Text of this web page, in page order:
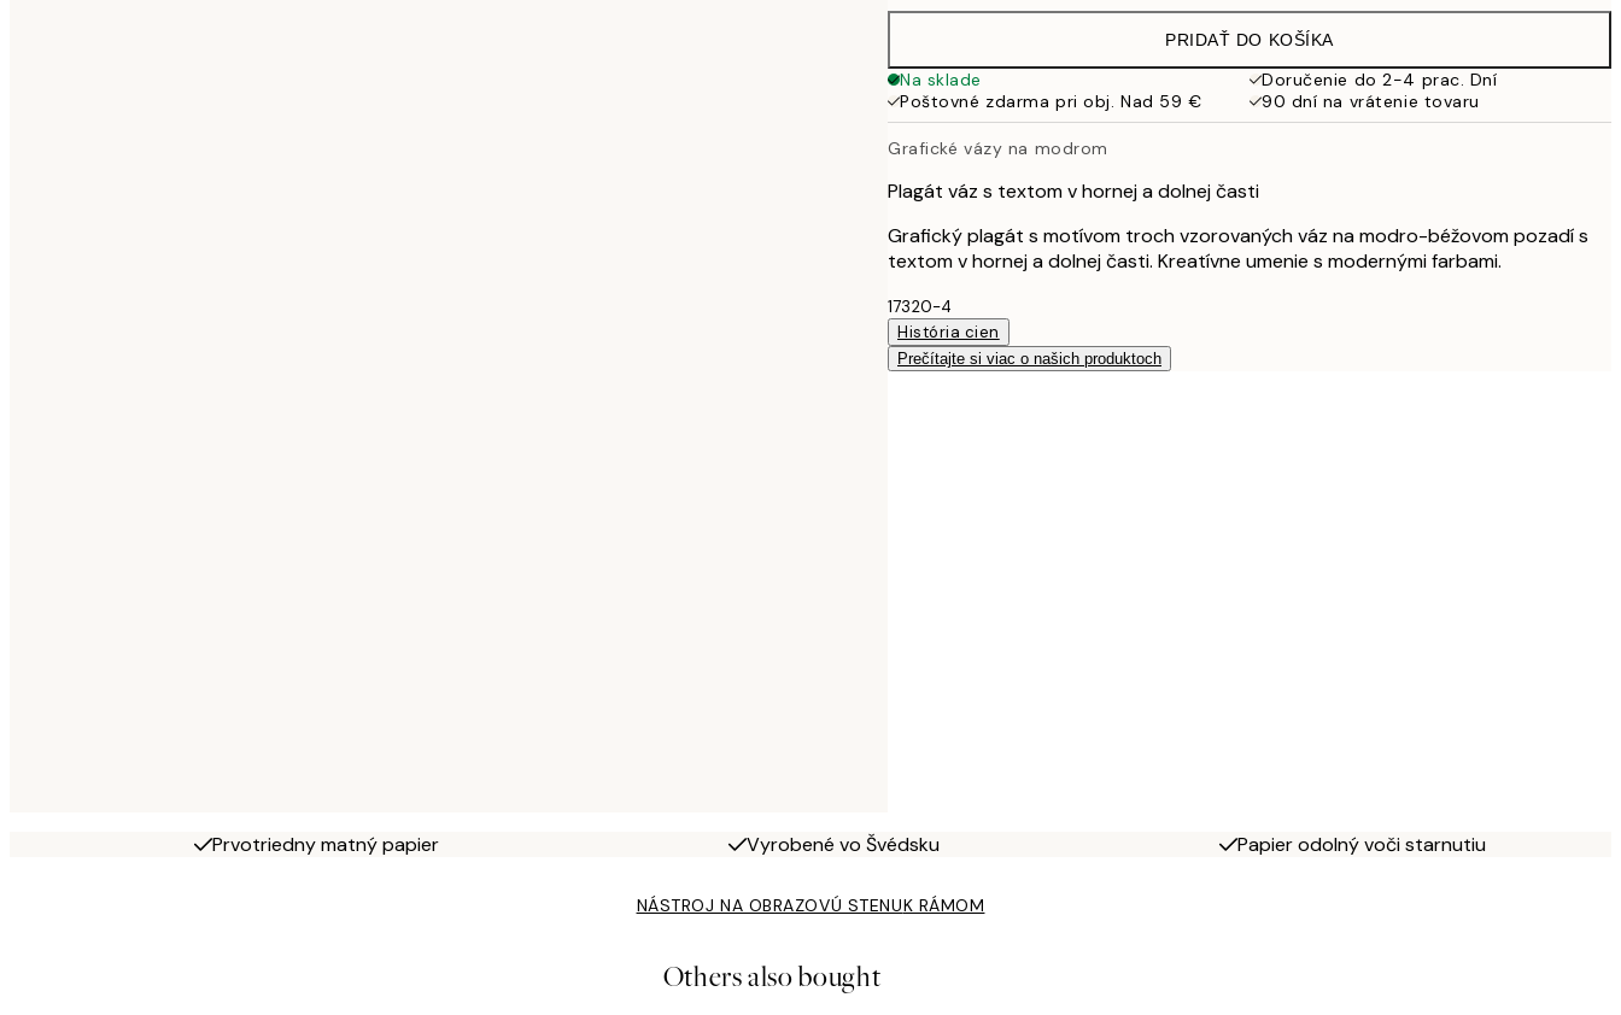
19,95 €
PRIDAŤ DO KOŠÍKA
Na sklade
Doručenie do 2-4 prac. Dní
Poštovné zdarma pri obj. Nad 59 €
90 dní na vrátenie tovaru
Grafické vázy na modrom
Plagát váz s textom v hornej a dolnej časti
Grafický plagát s motívom troch vzorovaných váz na modro-béžovom pozadí s
textom v hornej a dolnej časti. Kreatívne umenie s modernými farbami.
17320-4
História cien
Prečítajte si viac o našich produktoch
Prvotriedny matný papier Vyrobené vo Švédsku Papier odolný voči starnutiu
NÁSTROJ NA OBRAZOVÚ STENUK RÁMOM
Others also bought